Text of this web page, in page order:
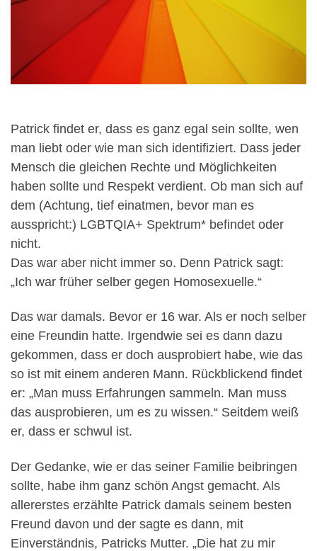
Patrick findet er, dass es ganz egal sein sollte, wen
man liebt oder wie man sich identifiziert. Dass jeder
Mensch die gleichen Rechte und Möglichkeiten
haben sollte und Respekt verdient. Ob man sich auf
dem (Achtung, tief einatmen, bevor man es
ausspricht:) LGBTQIA+ Spektrum* befindet oder
nicht.
Das war aber nicht immer so. Denn Patrick sagt:
„Ich war früher selber gegen Homosexuelle.“
Das war damals. Bevor er 16 war. Als er noch selber
eine Freundin hatte. Irgendwie sei es dann dazu
gekommen, dass er doch ausprobiert habe, wie das
so ist mit einem anderen Mann. Rückblickend findet
er: „Man muss Erfahrungen sammeln. Man muss
das ausprobieren, um es zu wissen.“ Seitdem weiß
er, dass er schwul ist.
Der Gedanke, wie er das seiner Familie beibringen
sollte, habe ihm ganz schön Angst gemacht. Als
allererstes erzählte Patrick damals seinem besten
Freund davon und der sagte es dann, mit
Einverständnis, Patricks Mutter. „Die hat zu mir